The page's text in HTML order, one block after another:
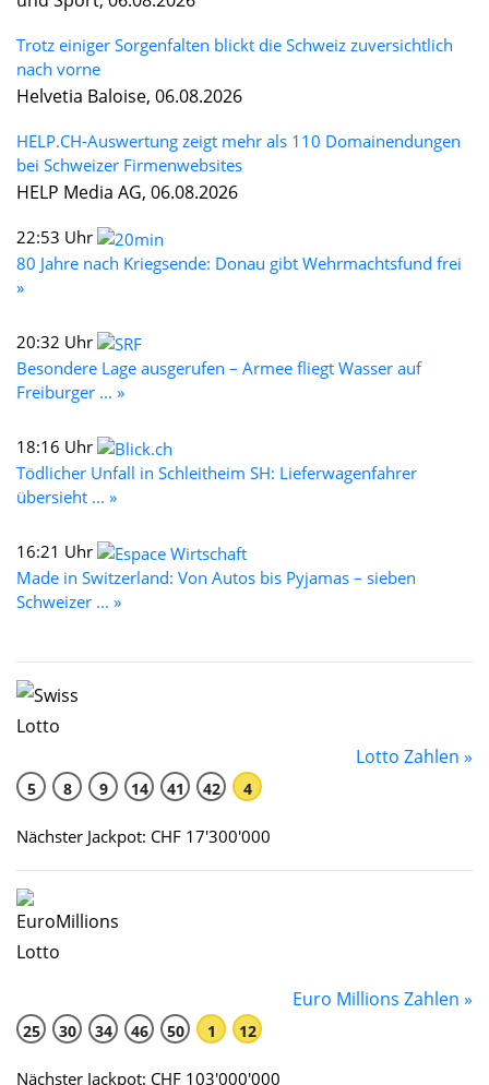
Trotz einiger Sorgenfalten blickt die Schweiz zuversichtlich
nach vorne
Helvetia Baloise, 06.08.2026
HELP.CH-Auswertung zeigt mehr als 110 Domainendungen
bei Schweizer Firmenwebsites
HELP Media AG, 06.08.2026
22:53 Uhr
80 Jahre nach Kriegsende: Donau gibt Wehrmachtsfund frei
»
20:32 Uhr
Besondere Lage ausgerufen – Armee fliegt Wasser auf
Freiburger ... »
18:16 Uhr
Tödlicher Unfall in Schleitheim SH: Lieferwagenfahrer
übersieht ... »
16:21 Uhr
Made in Switzerland: Von Autos bis Pyjamas – sieben
Schweizer ... »
Lotto Zahlen »
5 8 9 14 41 42 4
Nächster Jackpot: CHF 17'300'000
Euro Millions Zahlen »
25 30 34 46 50 1 12
Nächster Jackpot: CHF 103'000'000